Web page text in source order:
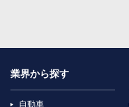
業界から探す
自動車